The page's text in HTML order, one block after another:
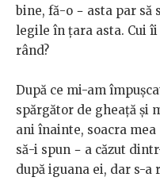
bine, fă-o − asta par să
legile în țara asta. Cui
rând?
După ce mi-am
spărgător de gheață și
ani înainte, soacra
să-i spun − a căzut
după iguana ei, dar s-a